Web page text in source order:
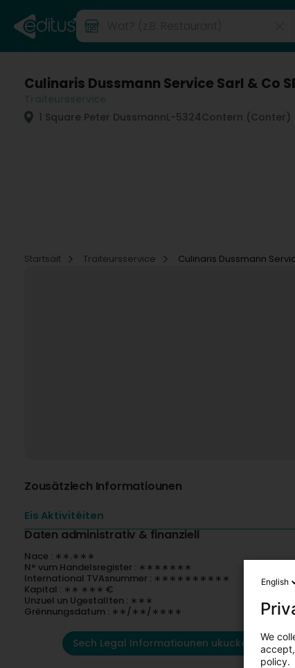
Culinaris Dussmann Service Sarl & Co
1 Square Peter DussmannL-5324Contern (Conter)
Startsäit
Traiteursservice Culinaris Dussmann
Zousätzlech Informatiounen
Eis Aktivitéiten
Daten administrativ & finanziell
Nace : ∗∗.∗∗∗
N° vum Handelsregister : ∗∗∗∗∗∗∗
International TVAsnummer : ∗∗∗∗∗∗∗∗∗∗
Kapital : ∗∗ ∗∗∗ €
Unzuel un Ugestallten : ∗∗∗
Grënnungsdatum : ∗∗/∗∗/∗∗∗∗
Sech Legal Informatiounen ukucken
English
We
policy.